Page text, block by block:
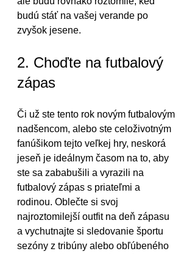
budú stáť na vašej verande po
zvyšok jesene.
2. Choďte na futbalový
zápas
Či už ste tento rok novým futbalovým
nadšencom, alebo ste celoživotným
fanúšikom tejto veľkej hry, neskorá
jeseň je ideálnym časom na to, aby
ste sa zababušili a vyrazili na
futbalový zápas s priateľmi a
rodinou. Oblečte si svoj
najroztomilejší outfit na deň zápasu
a vychutnajte si sledovanie športu
sezóny z tribúny alebo obľúbeného